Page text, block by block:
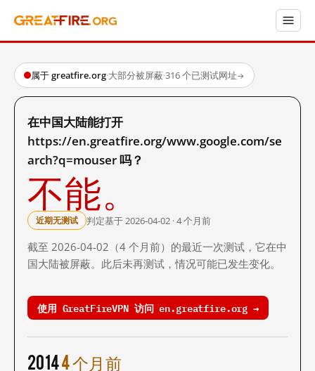
属于 greatfire.org·大部分被屏蔽·316 个已测试网址→
在中国大陆能打开
https://en.greatfire.org/www.google.com/se
arch?q=mouser 吗？
不能。
近期无测试 判定基于 2026-04-02 · 4 个月前
截至 2026-04-02（4 个月前）的最近一次测试，它在中
国大陆被屏蔽。此后未再测试，情况可能已发生变化。
使用 GreatFireVPN 访问 en.greatfire.org →
20144 个月前